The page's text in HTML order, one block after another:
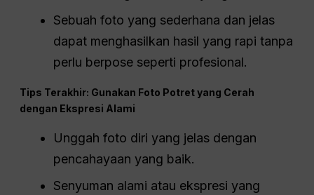
Sebuah foto yang sederhana dan jelas
dapat menghasilkan hasil yang rapi tanpa
perlu berpose seperti profesional.
Tips Terakhir: Gunakan Foto Potret yang Cerah
dengan Ekspresi Alami
Unggah foto diri yang jelas dengan
pencahayaan yang baik.
Senyuman alami atau ekspresi yang